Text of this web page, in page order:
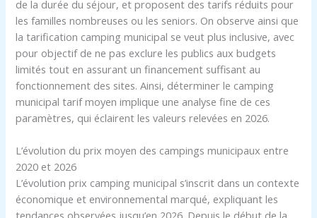
de la durée du séjour, et proposent des tarifs réduits pour
les familles nombreuses ou les seniors. On observe ainsi que
la tarification camping municipal se veut plus inclusive, avec
pour objectif de ne pas exclure les publics aux budgets
limités tout en assurant un financement suffisant au
fonctionnement des sites. Ainsi, déterminer le camping
municipal tarif moyen implique une analyse fine de ces
paramètres, qui éclairent les valeurs relevées en 2026.
L’évolution du prix moyen des campings municipaux entre
2020 et 2026
L’évolution prix camping municipal s’inscrit dans un contexte
économique et environnemental marqué, expliquant les